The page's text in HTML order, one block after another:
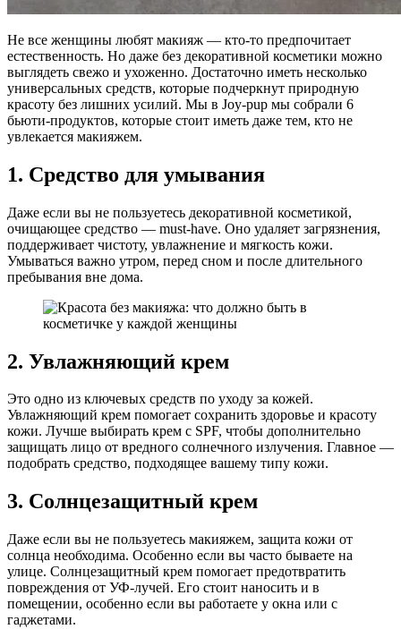
Не все женщины любят макияж — кто-то предпочитает
естественность. Но даже без декоративной косметики можно
выглядеть свежо и ухоженно. Достаточно иметь несколько
универсальных средств, которые подчеркнут природную
красоту без лишних усилий. Мы в Joy-pup мы собрали 6
бьюти-продуктов, которые стоит иметь даже тем, кто не
увлекается макияжем.
1. Средство для умывания
Даже если вы не пользуетесь декоративной косметикой,
очищающее средство — must-have. Оно удаляет загрязнения,
поддерживает чистоту, увлажнение и мягкость кожи.
Умываться важно утром, перед сном и после длительного
пребывания вне дома.
2. Увлажняющий крем
Это одно из ключевых средств по уходу за кожей.
Увлажняющий крем помогает сохранить здоровье и красоту
кожи. Лучше выбирать крем с SPF, чтобы дополнительно
защищать лицо от вредного солнечного излучения. Главное —
подобрать средство, подходящее вашему типу кожи.
3. Солнцезащитный крем
Даже если вы не пользуетесь макияжем, защита кожи от
солнца необходима. Особенно если вы часто бываете на
улице. Солнцезащитный крем помогает предотвратить
повреждения от УФ-лучей. Его стоит наносить и в
помещении, особенно если вы работаете у окна или с
гаджетами.